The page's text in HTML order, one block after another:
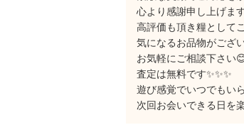
心より感謝申し上げます
高評価も頂き糧として
気になるお品物がござ
お気軽にご相談下さい
査定は無料です✨✨✨
遊び感覚でいつでもい
次回お会いできる日を